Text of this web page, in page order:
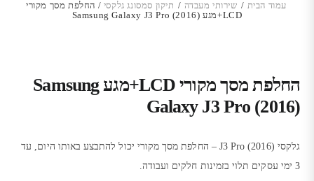
עמוד הבית / שירותי מעבדה / תיקון סמסונג גלקסי / החלפת מסך מקורי
LCD+מגע Samsung Galaxy J3 Pro (2016)
החלפת מסך מקורי LCD+מגע Samsung
Galaxy J3 Pro (2016)
גלקסי J3 Pro (2016) – החלפת מסך מקורי יכול להתבצע באותו היום, עד
3 ימי עסקים תלוי בזמינות חלקים ועבודה.
₪
189.00